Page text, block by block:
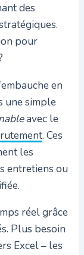
des
pour
en
une simple
avec le
. Ces
les
entretiens ou
réel grâce
Plus besoin
Excel – les